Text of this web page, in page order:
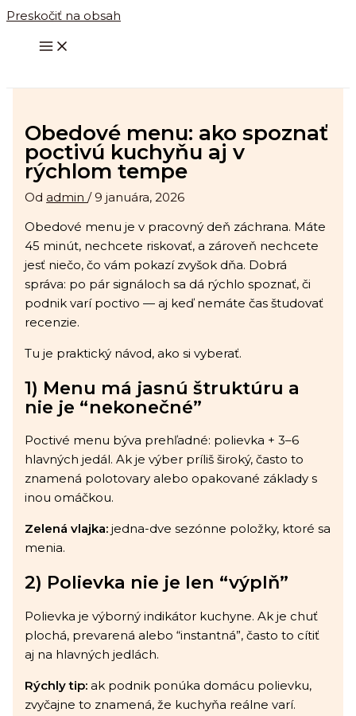
Preskočiť na obsah
Obedové menu: ako spoznať
poctivú kuchyňu aj v
rýchlom tempe
Od admin/ 9 januára, 2026
Obedové menu je v pracovný deň záchrana. Máte
45 minút, nechcete riskovať, a zároveň nechcete
jesť niečo, čo vám pokazí zvyšok dňa. Dobrá
správa: po pár signáloch sa dá rýchlo spoznať, či
podnik varí poctivo — aj keď nemáte čas študovať
recenzie.
Tu je praktický návod, ako si vyberať.
1) Menu má jasnú štruktúru a
nie je “nekonečné”
Poctivé menu býva prehľadné: polievka + 3–6
hlavných jedál. Ak je výber príliš široký, často to
znamená polotovary alebo opakované základy s
inou omáčkou.
Zelená vlajka: jedna-dve sezónne položky, ktoré sa
menia.
2) Polievka nie je len “výplň”
Polievka je výborný indikátor kuchyne. Ak je chuť
plochá, prevarená alebo “instantná”, často to cítiť
aj na hlavných jedlách.
Rýchly tip: ak podnik ponúka domácu polievku,
zvyčajne to znamená, že kuchyňa reálne varí.